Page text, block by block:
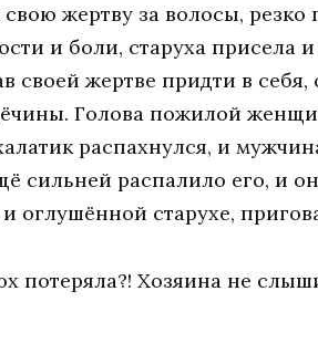
свою жертву за волосы,
и боли, старуха присела
своей жертве придти в себя,
Голова пожилой
распахнулся, и
сильней распалило его, и
оглушённой старухе,
потеряла?! Хозяина не